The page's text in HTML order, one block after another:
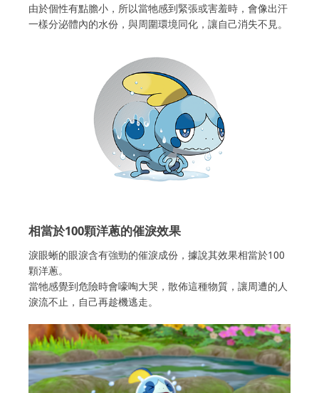
由於個性有點膽小，所以當牠感到緊張或害羞時，會像出汗
一樣分泌體內的水份，與周圍環境同化，讓自己消失不見。
相當於100顆洋蔥的催淚效果
淚眼蜥的眼淚含有強勁的催淚成份，據說其效果相當於100
顆洋蔥。
當牠感覺到危險時會嚎啕大哭，散佈這種物質，讓周遭的人
淚流不止，自己再趁機逃走。